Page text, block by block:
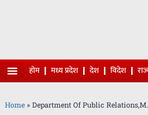
होम मध्य प्रदेश देश विदेश
Home » Department Of Public